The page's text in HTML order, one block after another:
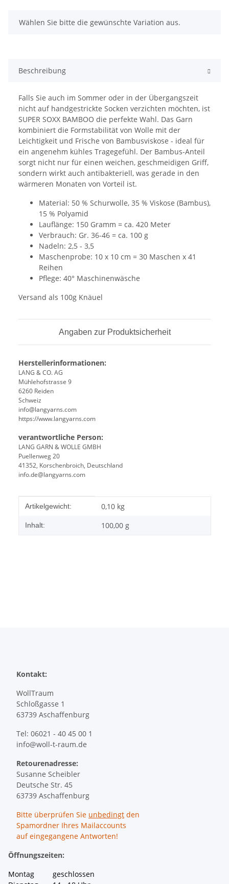
x
Wählen Sie bitte die gewünschte Variation aus.
Beschreibung
Falls Sie auch im Sommer oder in der Übergangszeit
nicht auf handgestrickte Socken verzichten möchten, ist
SUPER SOXX BAMBOO die perfekte Wahl. Das Garn
kombiniert die Formstabilität von Wolle mit der
Leichtigkeit und Frische von Bambusviskose - ideal für
ein angenehm kühles Tragegefühl. Der Bambus-Anteil
sorgt nicht nur für einen weichen, geschmeidigen Griff,
sondern wirkt auch antibakteriell, was gerade in den
wärmeren Monaten von Vorteil ist.
Material: 50 % Schurwolle, 35 % Viskose (Bambus),
15 % Polyamid
Lauflänge: 150 Gramm = ca. 420 Meter
Verbrauch: Gr. 36-46 = ca. 100 g
Nadeln: 2,5 - 3,5
Maschenprobe: 10 x 10 cm = 30 Maschen x 41
Reihen
Pflege: 40° Maschinenwäsche
Versand als 100g Knäuel
Angaben zur Produktsicherheit
Herstellerinformationen:
LANG & CO. AG
Mühlehofstrasse 9
6260 Reiden
Schweiz
info@langyarns.com
https://www.langyarns.com
verantwortliche Person:
LANG GARN & WOLLE GMBH
Puellenweg 20
41352, Korschenbroich, Deutschland
info.de@langyarns.com
Produkteigenschaft
Wert
Artikelgewicht: 0,10 kg
Inhalt: 100,00 g
Kontakt:
WollTraum
Schloßgasse 1
63739 Aschaffenburg
Tel: 06021 - 40 45 00 1
info@woll-t-raum.de
Retourenadresse:
Susanne Scheibler
Deutsche Str. 45
63739 Aschaffenburg
Bitte überprüfen Sie unbedingt den
Spamordner Ihres Mailaccounts
auf eingegangene Antworten!
Öffnungszeiten:
Montag geschlossen